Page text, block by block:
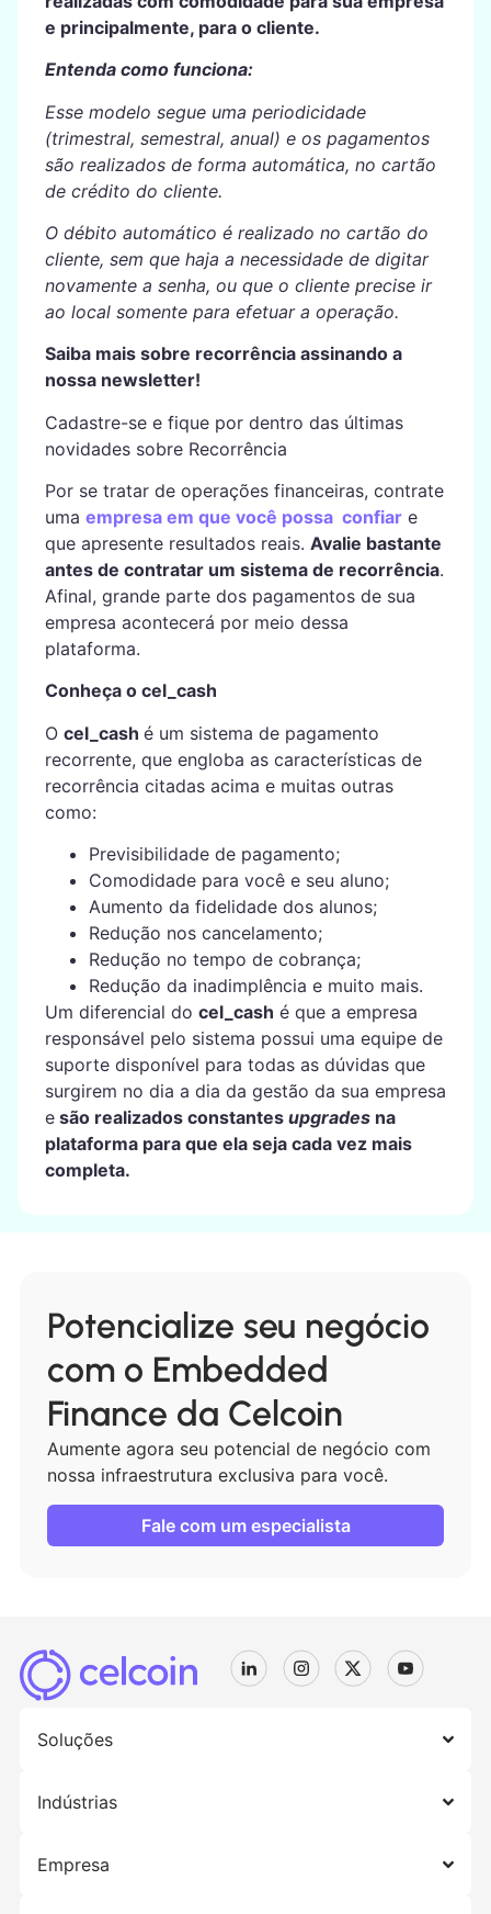
e principalmente, para o cliente.
Entenda como funciona:
Esse modelo segue uma periodicidade
(trimestral, semestral, anual) e os pagamentos
são realizados de forma automática, no cartão
de crédito do cliente.
O débito automático é realizado no cartão do
cliente, sem que haja a necessidade de digitar
novamente a senha, ou que o cliente precise ir
ao local somente para efetuar a operação.
Saiba mais sobre recorrência assinando a
nossa newsletter!
Cadastre-se e fique por dentro das últimas
novidades sobre Recorrência
Por se tratar de operações financeiras, contrate
uma empresa em que você possa confiare
que apresente resultados reais. Avalie bastante
antes de contratar um sistema de recorrência.
Afinal, grande parte dos pagamentos de sua
empresa acontecerá por meio dessa
plataforma.
Conheça o cel_cash
O cel_cash é um sistema de pagamento
recorrente, que engloba as características de
recorrência citadas acima e muitas outras
como:
Previsibilidade de pagamento;
Comodidade para você e seu aluno;
Aumento da fidelidade dos alunos;
Redução nos cancelamento;
Redução no tempo de cobrança;
Redução da inadimplência e muito mais.
Um diferencial do cel_cash é que a empresa
responsável pelo sistema possui uma equipe de
suporte disponível para todas as dúvidas que
surgirem no dia a dia da gestão da sua empresa
esão realizados constantes upgradesna
plataforma para que ela seja cada vez mais
completa.
Potencialize seu negócio
com o Embedded
Finance da Celcoin
Aumente agora seu potencial de negócio com
nossa infraestrutura exclusiva para você.
Fale com um especialista
Soluções
Indústrias
Empresa